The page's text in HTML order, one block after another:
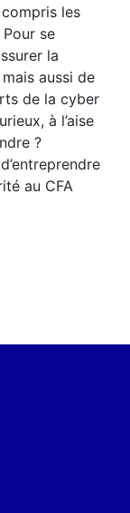
compris les
se
la
aussi de
de la cyber
à l’aise
?
au CFA